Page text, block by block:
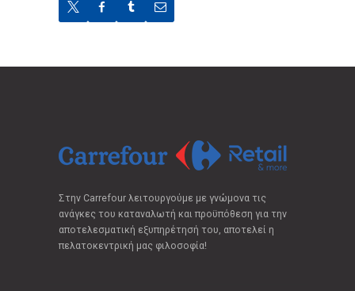
Στην Carrefour λειτουργούμε με γνώμονα τις
ανάγκες του καταναλωτή και προϋπόθεση για την
αποτελεσματική εξυπηρέτησή του, αποτελεί η
πελατοκεντρική μας φιλοσοφία!